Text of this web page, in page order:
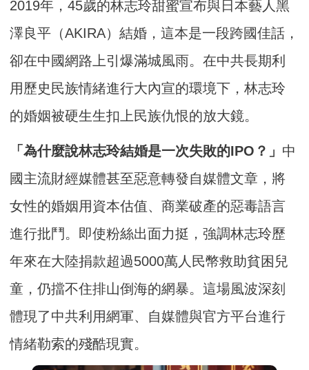
2019年，45歲的林志玲甜蜜宣布與日本藝人黑
澤良平（AKIRA）結婚，這本是一段跨國佳話，
卻在中國網路上引爆滿城風雨。在中共長期利
用歷史民族情緒進行大內宣的環境下，林志玲
的婚姻被硬生生扣上民族仇恨的放大鏡。
「為什麼說林志玲結婚是一次失敗的IPO？」 中
國主流財經媒體甚至惡意轉發自媒體文章，將
女性的婚姻用資本估值、商業破產的惡毒語言
進行批鬥。即使粉絲出面力挺，強調林志玲歷
年來在大陸捐款超過5000萬人民幣救助貧困兒
童，仍擋不住排山倒海的網暴。這場風波深刻
體現了中共利用網軍、自媒體與官方平台進行
情緒勒索的殘酷現實。